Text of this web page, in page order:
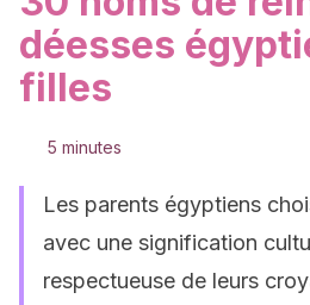
déesses
filles
5 minutes
Les parents égyptiens
avec une signification
respectueuse de leurs